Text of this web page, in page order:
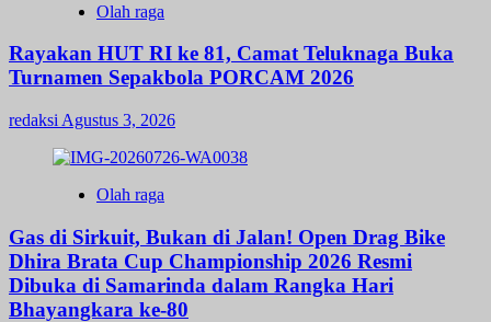
Olah raga
Rayakan HUT RI ke 81, Camat Teluknaga Buka
Turnamen Sepakbola PORCAM 2026
redaksi Agustus 3, 2026
Olah raga
Gas di Sirkuit, Bukan di Jalan! Open Drag Bike
Dhira Brata Cup Championship 2026 Resmi
Dibuka di Samarinda dalam Rangka Hari
Bhayangkara ke-80